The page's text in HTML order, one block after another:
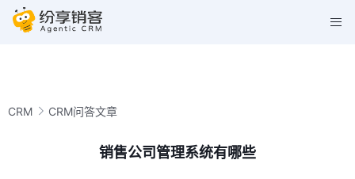
CRM CRM问答文章
销售公司管理系统有哪些